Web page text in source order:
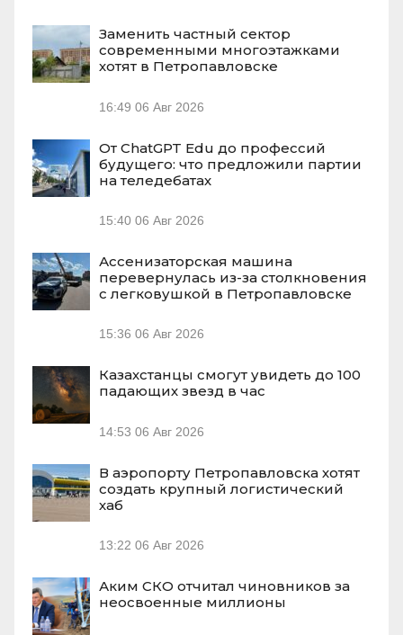
Заменить частный сектор
современными многоэтажками
хотят в Петропавловске
16:49 06 Авг 2026
От ChatGPT Edu до профессий
будущего: что предложили партии
на теледебатах
15:40 06 Авг 2026
Ассенизаторская машина
перевернулась из-за столкновения
с легковушкой в Петропавловске
15:36 06 Авг 2026
Казахстанцы смогут увидеть до 100
падающих звезд в час
14:53 06 Авг 2026
В аэропорту Петропавловска хотят
создать крупный логистический
хаб
13:22 06 Авг 2026
Аким СКО отчитал чиновников за
неосвоенные миллионы